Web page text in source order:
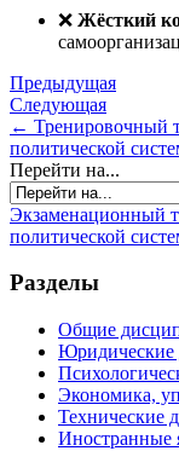
❌ Жёсткий
Предыдущая
Следующая
← Тренировочный
политической
Перейти на...
Экзаменационный
политической
Разделы
Общие
Экономика,
Технические
Иностранные